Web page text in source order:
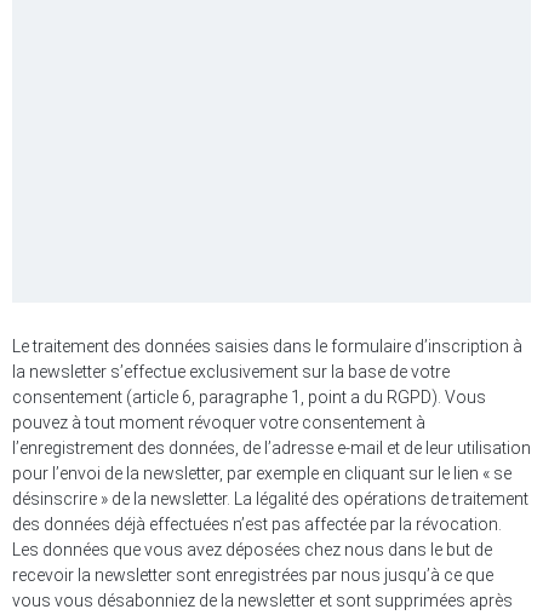
Le traitement des données saisies dans le formulaire d’inscription à
la newsletter s’effectue exclusivement sur la base de votre
consentement (article 6, paragraphe 1, point a du RGPD). Vous
pouvez à tout moment révoquer votre consentement à
l’enregistrement des données, de l’adresse e-mail et de leur utilisation
pour l’envoi de la newsletter, par exemple en cliquant sur le lien « se
désinscrire » de la newsletter. La légalité des opérations de traitement
des données déjà effectuées n’est pas affectée par la révocation.
Les données que vous avez déposées chez nous dans le but de
recevoir la newsletter sont enregistrées par nous jusqu’à ce que
vous vous désabonniez de la newsletter et sont supprimées après